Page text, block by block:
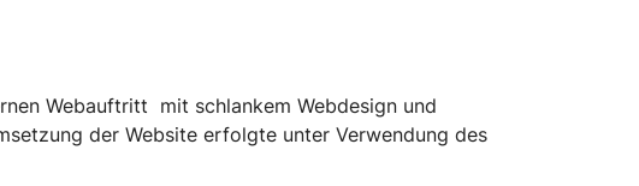
Webauftritt mit schlankem Webdesign und
der Website erfolgte unter Verwendung des